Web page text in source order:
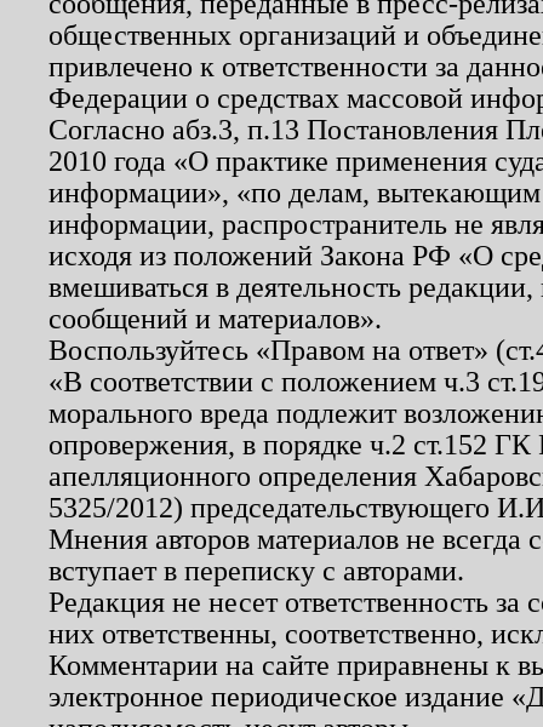
общественных организаций и
привлечено к ответственности за
Федерации о средствах массовой
Согласно абз.3, п.13 Постановления
2010 года «О практике применения
информации», «по делам, вытекающим
информации, распространитель не
исходя из положений Закона РФ «О
вмешиваться в деятельность
сообщений и материалов».
Воспользуйтесь «Правом на ответ»
«В соответствии с положением ч.3
морального вреда подлежит
опровержения, в порядке ч.2 ст.152
апелляционного определения
5325/2012) председательствующего
Мнения авторов материалов не
вступает в переписку с авторами.
Редакция не несет ответственность
них ответственны, соответственно,
Комментарии на сайте приравнены к
электронное периодическое издание